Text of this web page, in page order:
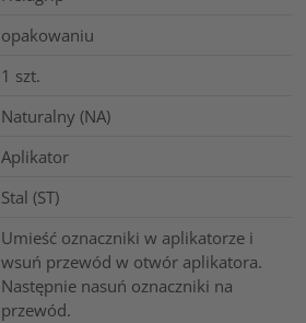
opakowaniu
1 szt.
Naturalny (NA)
Aplikator
Stal (ST)
Umieść oznaczniki w aplikatorze i
wsuń przewód w otwór aplikatora.
Następnie nasuń oznaczniki na
przewód.